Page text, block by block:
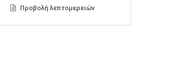
Προβολή λεπτομερειών